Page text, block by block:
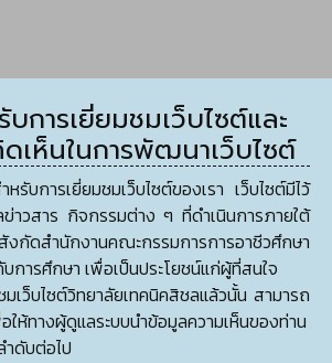
ธศาสตร์
การเยี่ยมชมเว็บไซต์และ
เห็นในการพัฒนาเว็บไซต์
รเยี่ยมชมเว็บไซต์ของเรา เว็บไซต์มีไว้
าวสาร กิจกรรมต่าง ๆ ที่ดำเนินการภายใต้
งกัดสำนักงานคณะกรรมการการอาชีวศึกษา
การศึกษา เพื่อเป็นประโยชน์แก่ผู้ที่สนใจ
ว็บไซต์วิทยาลัยเทคนิคสิชลแล้วนั้น สามารถ
ให้ทางผู้ดูแลระบบนำข้อมูลความเห็นของท่าน
ำดับต่อไป